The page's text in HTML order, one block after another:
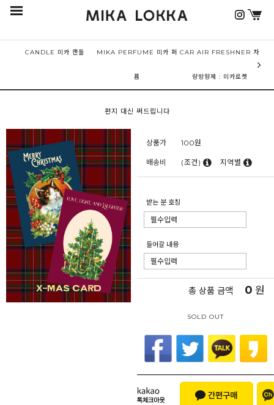
CANDLE 미카 캔들 MIKA PERFUME 미카 퍼
퓸
CAR AIR FRESHNER 차
량방향제 : 미카로켓
편지 대신 써드립니다
상품가 100원
배송비 (조건) 지역별
받는 분 호칭
들어갈 내용
총 상품 금액 0 원
SOLD OUT